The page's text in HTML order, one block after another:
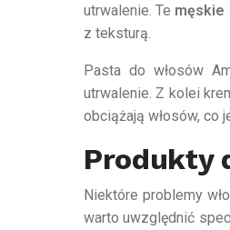
utrwalenie. Te męskie
z teksturą.
Pasta do włosów
utrwalenie. Z kolei
obciążają włosów, co
Produkty
Niektóre problemy
warto uwzględnić